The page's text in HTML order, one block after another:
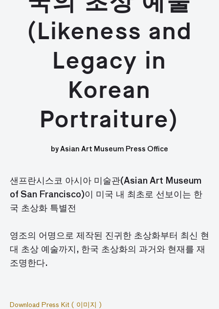
(Likeness and
Legacy in
Korean
Portraiture)
by Asian Art Museum Press Office
샌프란시스코 아시아 미술관(Asian Art Museum
of San Francisco)이 미국 내 최초로 선보이는 한
국 초상화 특별전
영조의 어명으로 제작된 진귀한 초상화부터 최신 현
대 초상 예술까지 , 한국 초상화의 과거와 현재를 재
조명한다.
Download Press Kit ( 이미지 )